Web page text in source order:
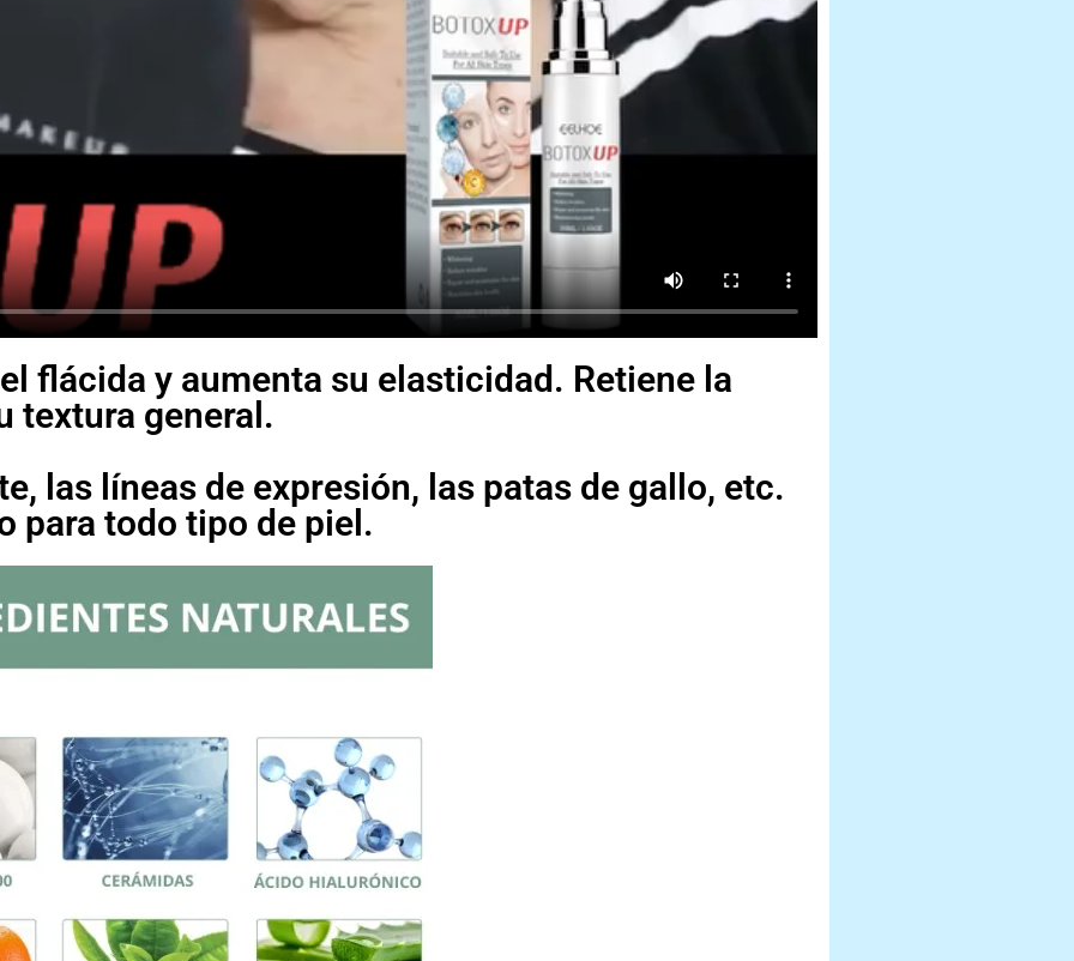
flácida y aumenta su elasticidad. Retiene la
textura general.
las líneas de expresión, las patas de gallo, etc.
para todo tipo de piel.